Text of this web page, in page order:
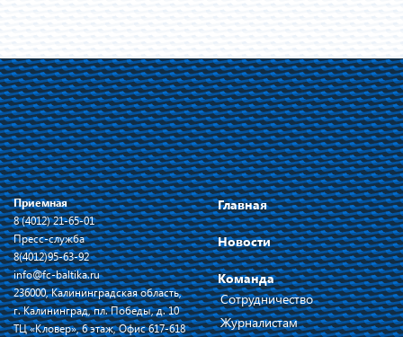
Приемная
8 (4012) 21-65-01
Пресс-служба
8(4012)95-63-92
info@fc-baltika.ru
236000, Калининградская область,
г. Калининград, пл. Победы, д. 10
ТЦ «Кловер», 6 этаж, Офис 617-618
Главная
Новости
Команда
Сотрудничество
Журналистам